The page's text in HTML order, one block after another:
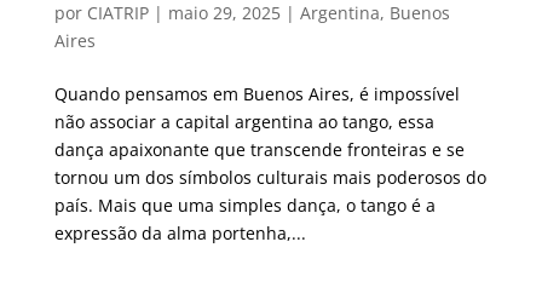
por CIATRIP| maio 29, 2025| Argentina, Buenos
Aires
Quando pensamos em Buenos Aires, é impossível
não associar a capital argentina ao tango, essa
dança apaixonante que transcende fronteiras e se
tornou um dos símbolos culturais mais poderosos do
país. Mais que uma simples dança, o tango é a
expressão da alma portenha,...